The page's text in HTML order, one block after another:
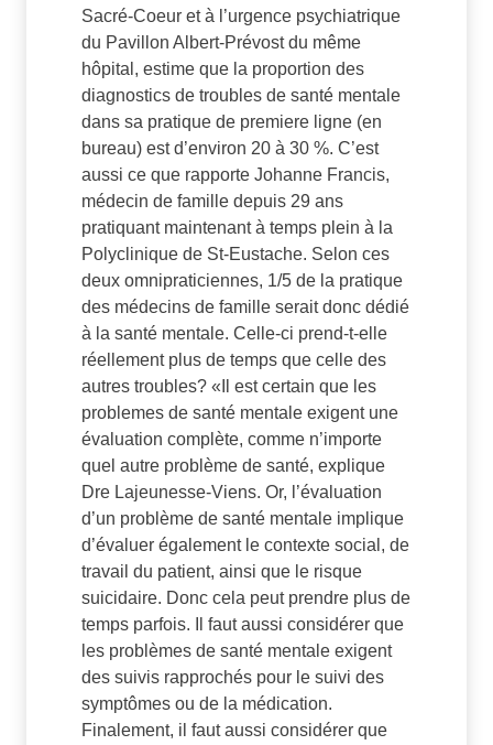
Sacré-Coeur et à l’urgence psychiatrique
du Pavillon Albert-Prévost du même
hôpital, estime que la proportion des
diagnostics de troubles de santé mentale
dans sa pratique de premiere ligne (en
bureau) est d’environ 20 à 30 %. C’est
aussi ce que rapporte Johanne Francis,
médecin de famille depuis 29 ans
pratiquant maintenant à temps plein à la
Polyclinique de St-Eustache. Selon ces
deux omnipraticiennes, 1/5 de la pratique
des médecins de famille serait donc dédié
à la santé mentale. Celle-ci prend-t-elle
réellement plus de temps que celle des
autres troubles? «Il est certain que les
problemes de santé mentale exigent une
évaluation complète, comme n’importe
quel autre problème de santé, explique
Dre Lajeunesse-Viens. Or, l’évaluation
d’un problème de santé mentale implique
d’évaluer également le contexte social, de
travail du patient, ainsi que le risque
suicidaire. Donc cela peut prendre plus de
temps parfois. Il faut aussi considérer que
les problèmes de santé mentale exigent
des suivis rapprochés pour le suivi des
symptômes ou de la médication.
Finalement, il faut aussi considérer que